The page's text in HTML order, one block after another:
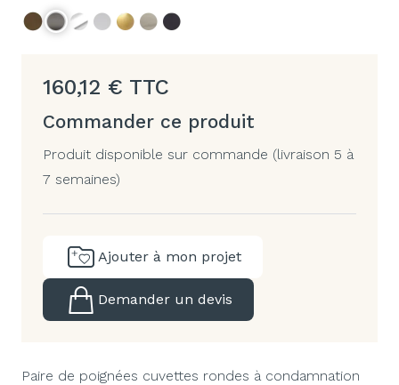
160,12 € TTC
Commander ce produit
Produit disponible sur commande (livraison 5 à
7 semaines)
Ajouter à mon projet
Demander un devis
Paire de poignées cuvettes rondes à condamnation